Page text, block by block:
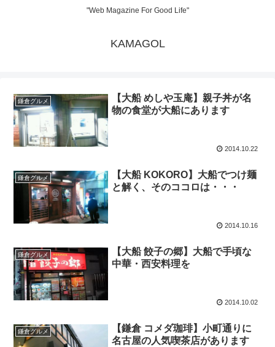
"Web Magazine For Good Life"
KAMAGOL
鎌倉グルメ
【大船 めしや玉庵】親子丼が名
物の食堂が大船にあります
2014.10.22
鎌倉グルメ
【大船 KOKORO】大船でつけ麺
と解く、そのココロは・・・
2014.10.16
鎌倉グルメ
【大船 餃子の郷】大船で手頃な
中華・西安料理を
2014.10.02
鎌倉グルメ
【鎌倉 コメダ珈琲】小町通りに
名古屋の人気喫茶店があります